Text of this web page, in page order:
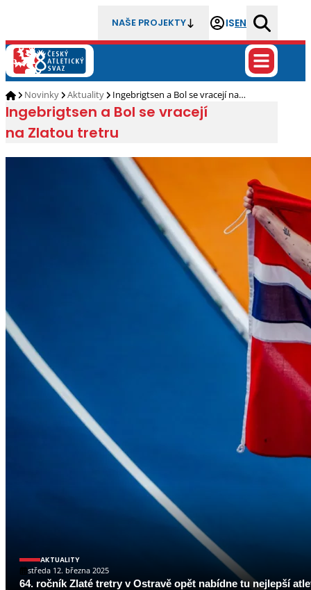
NAŠE PROJEKTY ISEN
Novinky Aktuality Ingebrigtsen a Bol se vracejí na…
Ingebrigtsen a Bol se vracejí
na Zlatou tretru
AKTUALITY
středa 12. března 2025
64. ročník Zlaté tretry v Ostravě opět nabídne tu nejlepší